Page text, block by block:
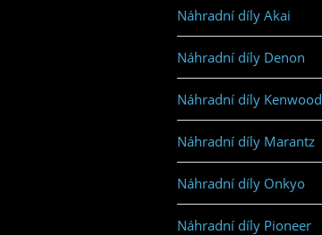
Náhradní díly Akai
Náhradní díly Denon
Náhradní díly Kenwood
Náhradní díly Marantz
Náhradní díly Onkyo
Náhradní díly Pioneer